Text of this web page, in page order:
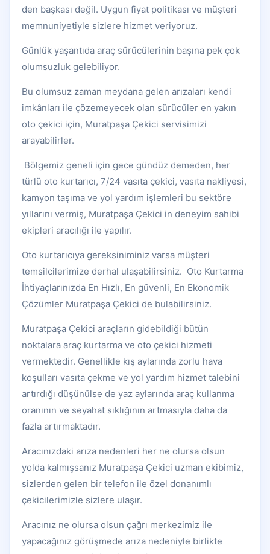
den başkası değil. Uygun fiyat politikası ve müşteri
memnuniyetiyle sizlere hizmet veriyoruz.
Günlük yaşantıda araç sürücülerinin başına pek çok
olumsuzluk gelebiliyor.
Bu olumsuz zaman meydana gelen arızaları kendi
imkânları ile çözemeyecek olan sürücüler en yakın
oto çekici için, Muratpaşa Çekici servisimizi
arayabilirler.
Bölgemiz geneli için gece gündüz demeden, her
türlü oto kurtarıcı, 7/24 vasıta çekici, vasıta nakliyesi,
kamyon taşıma ve yol yardım işlemleri bu sektöre
yıllarını vermiş, Muratpaşa Çekici in deneyim sahibi
ekipleri aracılığı ile yapılır.
Oto kurtarıcıya gereksiniminiz varsa müşteri
temsilcilerimize derhal ulaşabilirsiniz. Oto Kurtarma
İhtiyaçlarınızda En Hızlı, En güvenli, En Ekonomik
Çözümler Muratpaşa Çekici de bulabilirsiniz.
Muratpaşa Çekici araçların gidebildiği bütün
noktalara araç kurtarma ve oto çekici hizmeti
vermektedir. Genellikle kış aylarında zorlu hava
koşulları vasıta çekme ve yol yardım hizmet talebini
artırdığı düşünülse de yaz aylarında araç kullanma
oranının ve seyahat sıklığının artmasıyla daha da
fazla artırmaktadır.
Aracınızdaki arıza nedenleri her ne olursa olsun
yolda kalmışsanız Muratpaşa Çekici uzman ekibimiz,
sizlerden gelen bir telefon ile özel donanımlı
çekicilerimizle sizlere ulaşır.
Aracınız ne olursa olsun çağrı merkezimiz ile
yapacağınız görüşmede arıza nedeniyle birlikte